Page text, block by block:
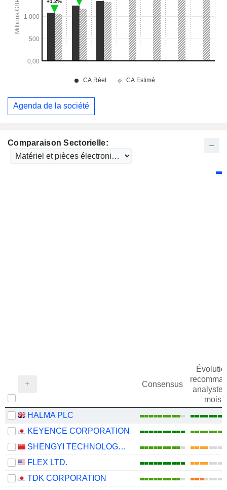
Comparaison Sectorielle:
Consensus
mois
HALMA PLC
KEYENCE CORPORATION
SHENGYI TECHNOLOGY CO.,LTD.
FLEX LTD.
TDK CORPORATION
Agenda de la société